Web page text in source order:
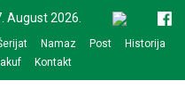
August 2026.
Namaz Post
Historija
Kontakt